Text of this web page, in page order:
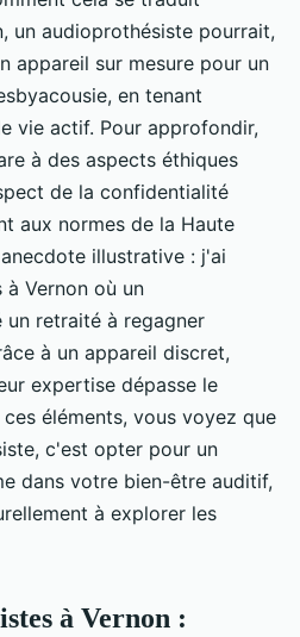
un audioprothésiste pourrait,
appareil sur mesure pour un
en tenant
vie actif. Pour approfondir,
à des aspects éthiques
de la confidentialité
aux normes de la Haute
illustrative : j'ai
Vernon où un
retraité à regagner
à un appareil discret,
expertise dépasse le
éléments, vous voyez que
c'est opter pour un
dans votre bien-être auditif,
à explorer les
à Vernon :